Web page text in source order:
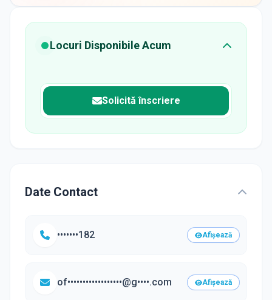
Locuri Disponibile Acum
Solicită înscriere
Date Contact
•••••••182 Afișează
of••••••••••••••••••@g••••.com Afișează